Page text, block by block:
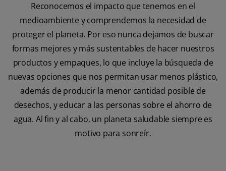
Reconocemos el impacto que tenemos en el
medioambiente y comprendemos la necesidad de
proteger el planeta. Por eso nunca dejamos de buscar
formas mejores y más sustentables de hacer nuestros
productos y empaques, lo que incluye la búsqueda de
nuevas opciones que nos permitan usar menos plástico,
además de producir la menor cantidad posible de
desechos, y educar a las personas sobre el ahorro de
agua. Al fin y al cabo, un planeta saludable siempre es
motivo para sonreír.